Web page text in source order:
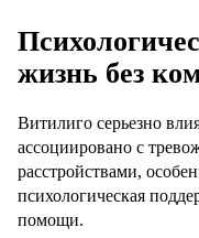
жизнь без
Витилиго серьезно
ассоциировано с
расстройствами,
психологическая
помощи.